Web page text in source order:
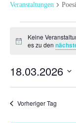
Veranstaltungen
für
März
2026
Hinweis
Keine
es zu den
18.03.2026
Vorheriger Tag